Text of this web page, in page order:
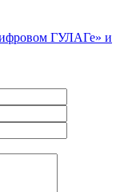
ГУЛАГе» и